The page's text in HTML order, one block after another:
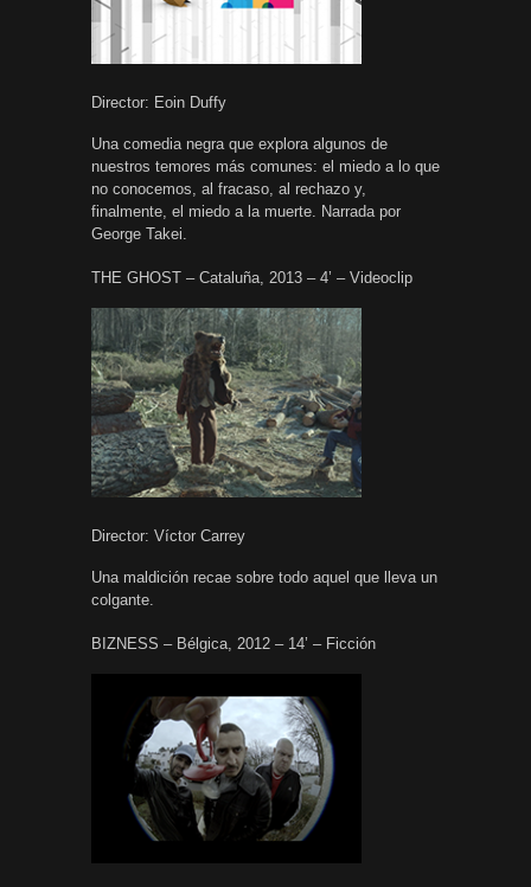
Director: Eoin Duffy
Una comedia negra que explora algunos de
nuestros temores más comunes: el miedo a lo que
no conocemos, al fracaso, al rechazo y,
finalmente, el miedo a la muerte. Narrada por
George Takei.
THE GHOST – Cataluña, 2013 – 4’ – Videoclip
Director: Víctor Carrey
Una maldición recae sobre todo aquel que lleva un
colgante.
BIZNESS – Bélgica, 2012 – 14’ – Ficción